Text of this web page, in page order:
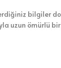
bilgiler
ömürlü